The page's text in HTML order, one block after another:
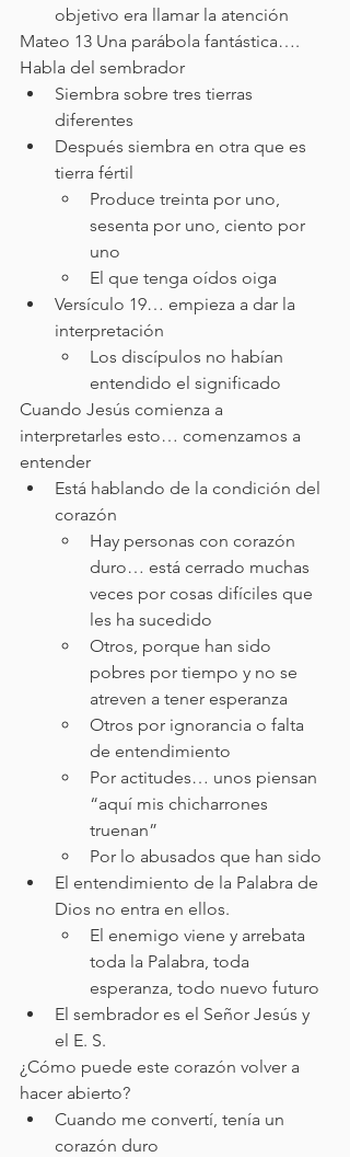
objetivo era llamar la atención
Mateo 13 Una parábola fantástica….
Habla del sembrador
Siembra sobre tres tierras
diferentes
Después siembra en otra que es
tierra fértil
Produce treinta por uno,
sesenta por uno, ciento por
uno
El que tenga oídos oiga
Versículo 19… empieza a dar la
interpretación
Los discípulos no habían
entendido el significado
Cuando Jesús comienza a
interpretarles esto… comenzamos a
entender
Está hablando de la condición del
corazón
Hay personas con corazón
duro… está cerrado muchas
veces por cosas difíciles que
les ha sucedido
Otros, porque han sido
pobres por tiempo y no se
atreven a tener esperanza
Otros por ignorancia o falta
de entendimiento
Por actitudes… unos piensan
“aquí mis chicharrones
truenan”
Por lo abusados que han sido
El entendimiento de la Palabra de
Dios no entra en ellos.
El enemigo viene y arrebata
toda la Palabra, toda
esperanza, todo nuevo futuro
El sembrador es el Señor Jesús y
el E. S.
¿Cómo puede este corazón volver a
hacer abierto?
Cuando me convertí, tenía un
corazón duro